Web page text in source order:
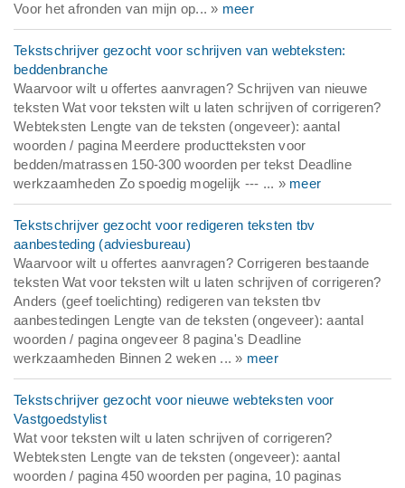
Voor het afronden van mijn op... » meer
Tekstschrijver gezocht voor schrijven van webteksten:
beddenbranche
Waarvoor wilt u offertes aanvragen? Schrijven van nieuwe
teksten Wat voor teksten wilt u laten schrijven of corrigeren?
Webteksten Lengte van de teksten (ongeveer): aantal
woorden / pagina Meerdere productteksten voor
bedden/matrassen 150-300 woorden per tekst Deadline
werkzaamheden Zo spoedig mogelijk --- ... » meer
Tekstschrijver gezocht voor redigeren teksten tbv
aanbesteding (adviesbureau)
Waarvoor wilt u offertes aanvragen? Corrigeren bestaande
teksten Wat voor teksten wilt u laten schrijven of corrigeren?
Anders (geef toelichting) redigeren van teksten tbv
aanbestedingen Lengte van de teksten (ongeveer): aantal
woorden / pagina ongeveer 8 pagina's Deadline
werkzaamheden Binnen 2 weken ... » meer
Tekstschrijver gezocht voor nieuwe webteksten voor
Vastgoedstylist
Wat voor teksten wilt u laten schrijven of corrigeren?
Webteksten Lengte van de teksten (ongeveer): aantal
woorden / pagina 450 woorden per pagina, 10 paginas